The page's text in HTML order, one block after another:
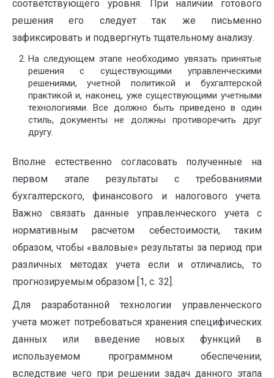
соответствующего уровня. При наличии готового
решения его следует так же письменно
зафиксировать и подвергнуть тщательному анализу.
На следующем этапе необходимо увязать принятые
решения с существующими управленческими
решениями, учетной политикой и бухгалтерской
практикой и, наконец, уже существующими учетными
технологиями. Все должно быть приведено в один
стиль, документы не должны противоречить друг
другу.
Вполне естественно согласовать полученные на
первом этапе результаты с требованиями
бухгалтерского, финансового и налогового учета.
Важно связать данные управленческого учета с
нормативным расчетом себестоимости, таким
образом, чтобы «валовые» результаты за период при
различных методах учета если и отличались, то
прогнозируемым образом [1, c. 32].
Для разработанной технологии управленческого
учета может потребоваться хранения специфических
данных или введение новых функций в
используемом программном обеспечении,
вследствие чего при решении задач данного этапа